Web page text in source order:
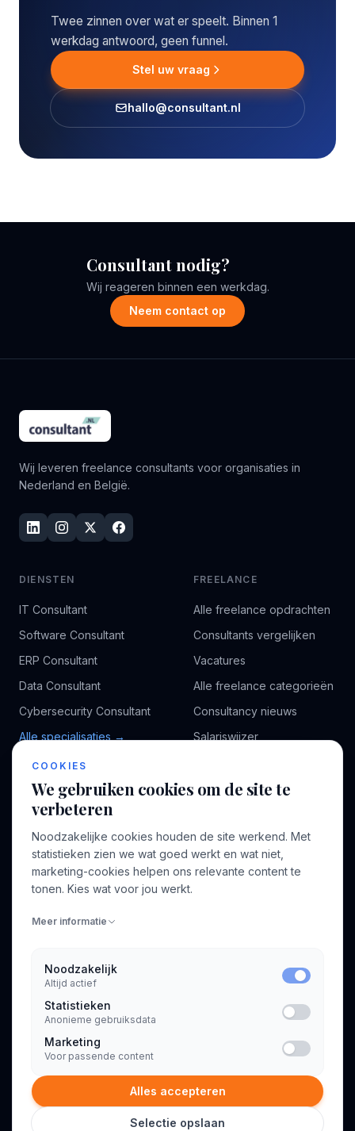
Twee zinnen over wat er speelt. Binnen 1
werkdag antwoord, geen funnel.
Stel uw vraag
hallo@consultant.nl
Consultant nodig?
Wij reageren binnen een werkdag.
Neem contact op
Wij leveren freelance consultants voor organisaties in
Nederland en België.
DIENSTEN
IT Consultant
Software Consultant
ERP Consultant
Data Consultant
Cybersecurity Consultant
Alle specialisaties →
FREELANCE
Alle freelance opdrachten
Consultants vergelijken
Vacatures
Alle freelance categorieën
Consultancy nieuws
Salariswijzer
BEDRIJF
Over ons
Voor opdrachtgevers
Profiel aanmaken
INFORMATIE
Algemene voorwaarden
Privacyverklaring
© 2026 Consultant.nl. Alle rechten voorbehouden.
COOKIES
We gebruiken cookies om de site te
verbeteren
Noodzakelijke cookies houden de site werkend. Met
statistieken zien we wat goed werkt en wat niet,
marketing-cookies helpen ons relevante content te
tonen. Kies wat voor jou werkt.
Meer informatie
Noodzakelijk
Altijd actief
Statistieken
Anonieme gebruiksdata
Marketing
Voor passende content
Alles accepteren
Selectie opslaan